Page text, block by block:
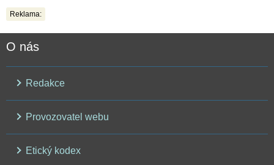
Reklama:
O nás
Redakce
Provozovatel webu
Etický kodex